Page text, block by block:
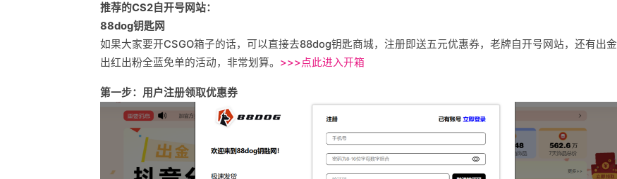
推荐的CS2自开号网站：
88dog钥匙网
如果大家要开CSGO箱子的话，可以直接去88dog钥匙商城，注册即送五元优惠券，老牌自开号网站，还有出金
出红出粉全蓝免单的活动，非常划算。 >>>点此进入开箱
第一步：用户注册领取优惠券